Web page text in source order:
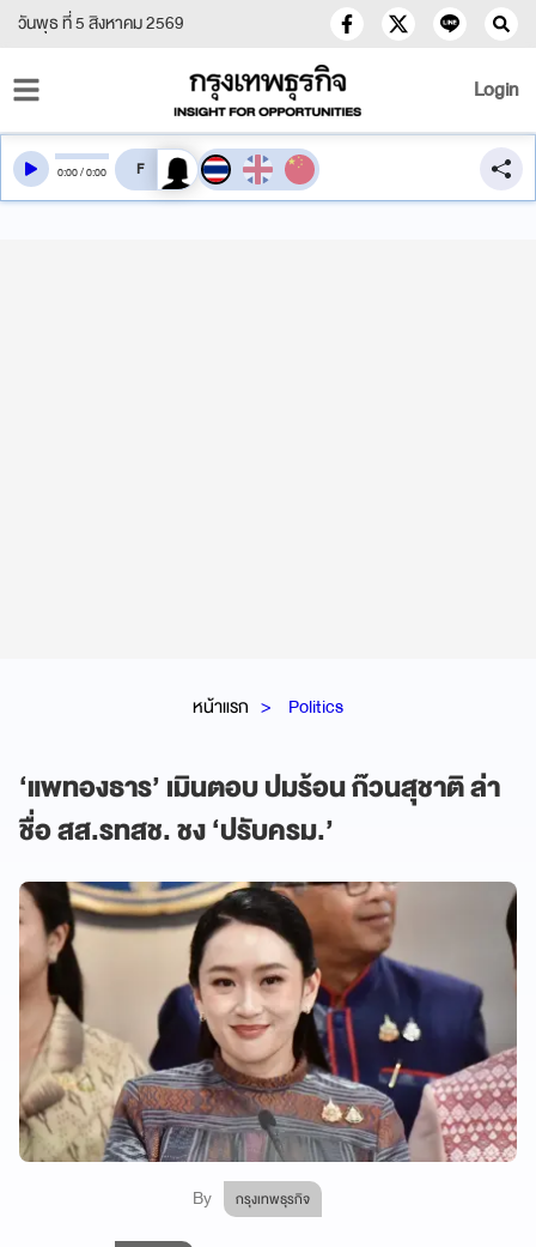
วันพุธ ที่ 5 สิงหาคม 2569
Login
หน้าแรก Politics
‘แพทองธาร’ เมินตอบ ปมร้อน ก๊วนสุชาติ ล่า
ชื่อ สส.รทสช. ชง ‘ปรับครม.’
By กรุงเทพธุรกิจ
0:00/0:00 สลับเสียงอ่าน